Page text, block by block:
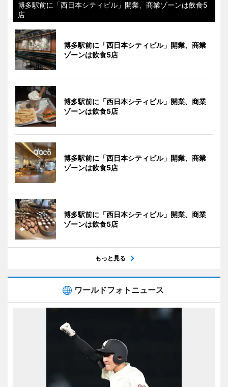
博多駅前に「西日本シティビル」開業、商業ゾーンは飲食5
店
博多駅前に「西日本シティビル」開業、商業
ゾーンは飲食5店
博多駅前に「西日本シティビル」開業、商業
ゾーンは飲食5店
博多駅前に「西日本シティビル」開業、商業
ゾーンは飲食5店
博多駅前に「西日本シティビル」開業、商業
ゾーンは飲食5店
もっと見る
ワールドフォトニュース